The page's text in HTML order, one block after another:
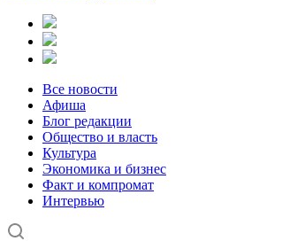
Все новости
Афиша
Блог редакции
Общество и власть
Культура
Экономика и бизнес
Факт и компромат
Интервью